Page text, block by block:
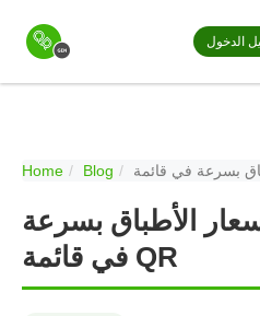
الدخول
Home Blog
الأطباق بسرعة
في قائمة QR